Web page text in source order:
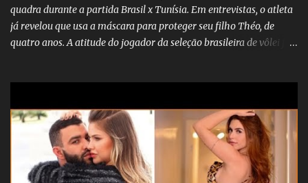
quadra durante a partida Brasil x Tunísia. Em entrevistas, o atleta
já revelou que usa a máscara para proteger seu filho Théo, de
quatro anos. A atitude do jogador da seleção brasileira de vôlei foi
Marta marcou duas vezes, Debinha, Andressa Alves e Bia
Zaneratto foram autoras dos gols. Juliette, embaixadora
‎@Globoplay mandou um xero para as meninas e falou do seu